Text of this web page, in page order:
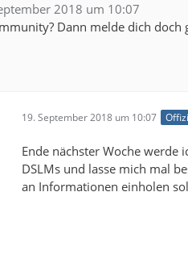
2018 um 10:07
Dann melde dich
19. September 2018 um 10:07
Ende nächster Woche
DSLMs und lasse mich mal
an Informationen einholen